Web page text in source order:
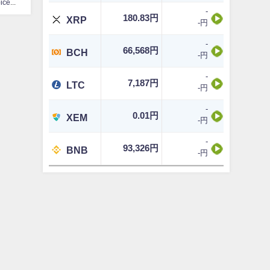
XRP 180.83円
-
-円
BCH 66,568円
-
-円
LTC 7,187円
-
-円
XEM 0.01円
-
-円
BNB 93,326円
-
-円